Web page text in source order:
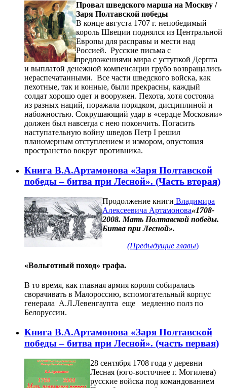
Провал шведского марша на Москву /
Заря Полтавской победы
В конце августа 1707 г. непобедимый
король Швеции поднялся из Центральной
Европы для расправы и мести над
Россией. Русские письма с
предложениями мира с уступкой Дерпта
и выплатой денежной компенсации грубо возвращались
нераспечатанными. Все части шведского войска, как
пехотные, так и конные, были прекрасны, каждый
солдат хорошо одет и вооружен. Пехота, хотя состояла
из разных наций, поражала порядком, дисциплиной и
набожностью. Сокрушающий удар в «сердце Московии»
должен был навсегда с нею покончить. Погасить
наступательную войну шведов Петр I решил
планомерным отступлением и измором, опустошая
пространство вокруг противника.
Книга В.А.Артамонова «Заря Полтавской
победы – битва при Лесной». (Часть вторая)
Продолжение книги Владимира
Алексеевича Артамонова«1708-
2008. Мать Полтавской победы.
Битва при Лесной».
(Предыдущие главы)
«Вольготный поход» графа.
В то время, как главная армия короля собиралась
сворачивать в Малороссию, вспомогательный корпус
генерала А.Л.Левенгаупта еще медленно полз по
Белоруссии.
Книга В.А.Артамонова «Заря Полтавской
победы – битва при Лесной». (часть первая)
28 сентября 1708 года у деревни
Лесная (юго-восточнее г. Могилева)
русские войска под командованием